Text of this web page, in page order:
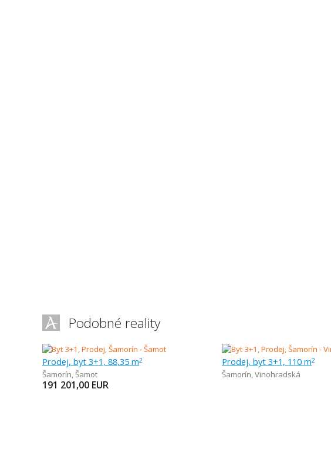
Podobné reality
Prodej, byt 3+1, 88,35 m2
Šamorín,Šamot
191 201,00 EUR
Prodej, byt 3+1, 110 m2
Šamorín,Vinohradská